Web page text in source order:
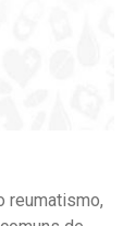
reumatismo,